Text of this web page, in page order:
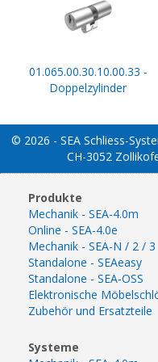
01.065.00.30.10.00.33 -
Doppelzylinder
© 2026 - SEA Schliess-
CH-3052
Produkte
Mechanik - SEA-4.0m
Online - SEA-4.0e
Mechanik - SEA-N / 2 / 3
Standalone - SEAeasy
Standalone - SEA-OSS
Elektronische
Zubehör und Ersatzteile
Systeme